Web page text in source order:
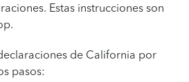
Estas instrucciones son
de California por
pasos: